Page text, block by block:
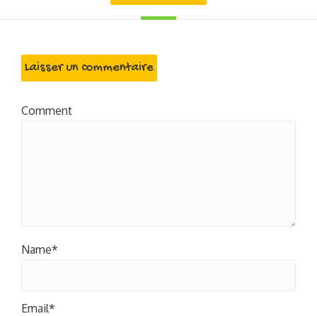
Laisser un commentaire
Comment
Name*
Email*